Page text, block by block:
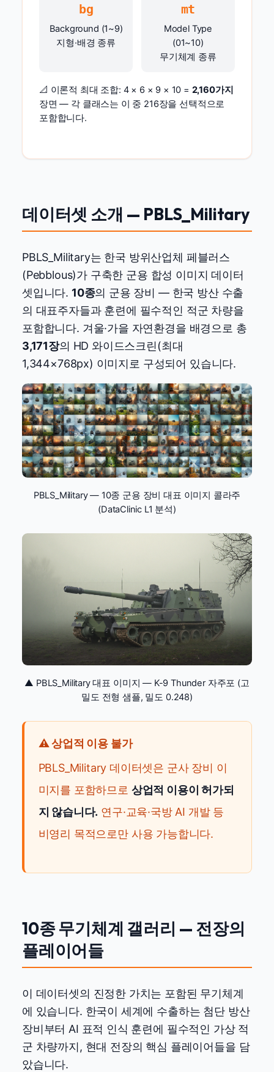
bg
Background (1~9)
지형·배경 종류
mt
Model Type
(01~10)
무기체계 종류
📐 이론적 최대 조합: 4 × 6 × 9 × 10 = 2,160가지
장면 — 각 클래스는 이 중 216장을 선택적으로
포함합니다.
데이터셋 소개 — PBLS_Military
PBLS_Military는 한국 방위산업체 페블러스
(Pebblous)가 구축한 군용 합성 이미지 데이터
셋입니다. 10종의 군용 장비 — 한국 방산 수출
의 대표주자들과 훈련에 필수적인 적군 차량을
포함합니다. 겨울·가을 자연환경을 배경으로 총
3,171장의 HD 와이드스크린(최대
1,344×768px) 이미지로 구성되어 있습니다.
PBLS_Military — 10종 군용 장비 대표 이미지 콜라주
(DataClinic L1 분석)
▲ PBLS_Military 대표 이미지 — K-9 Thunder 자주포 (고
밀도 전형 샘플, 밀도 0.248)
⚠️ 상업적 이용 불가
PBLS_Military 데이터셋은 군사 장비 이
미지를 포함하므로 상업적 이용이 허가되
지 않습니다. 연구·교육·국방 AI 개발 등
비영리 목적으로만 사용 가능합니다.
10종 무기체계 갤러리 — 전장의
플레이어들
이 데이터셋의 진정한 가치는 포함된 무기체계
에 있습니다. 한국이 세계에 수출하는 첨단 방산
장비부터 AI 표적 인식 훈련에 필수적인 가상 적
군 차량까지, 현대 전장의 핵심 플레이어들을 담
았습니다.